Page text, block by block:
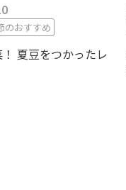
のおすすめ
夏豆をつかったレ